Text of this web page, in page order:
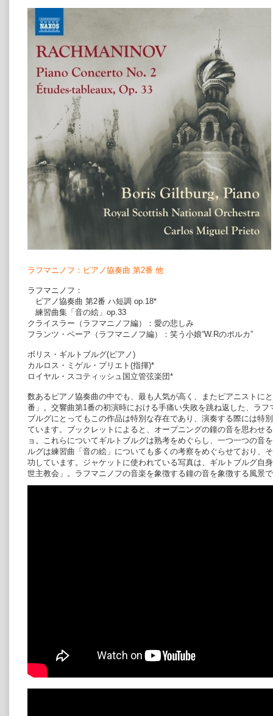
ラフマニノフ：ピアノ協奏曲 第2番 他
ラフマニノフ：
ピアノ協奏曲 第2番 ハ短調 op.18*
練習曲集「音の絵」op.33
クライスラー（ラフマニノフ編）：愛の悲しみ
フランツ・ベーア（ラフマニノフ編）：笑う小娘“W.Rのポルカ”
ボリス・ギルトブルグ(ピアノ)
カルロス・ミゲル・プリエト(指揮)*
ロイヤル・スコティッシュ国立管弦楽団*
数あるピアノ協奏曲の中でも、最も人気が高く、またピアニストに
番」。交響曲第1番の初演時における手痛い失敗を跳ね返した、ラ
ブルグにとってもこの作品は特別な存在であり、演奏する際には特
ています。ブックレットによると、オープニングの鐘の音を思わせ
ョ。これらについてギルトブルグは熟考をめぐらし、一つ一つの音
ルグは練習曲「音の絵」についても多くの考察をめぐらせており、
功しています。ジャケットに使われている写真は、ギルトブルグ自
世主教会」。ラフマニノフの音楽を象徴する鐘の音を象徴する風景